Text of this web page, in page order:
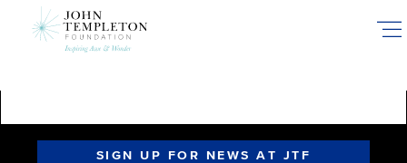
SIGN UP FOR NEWS AT JTF